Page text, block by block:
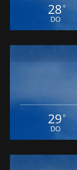
28 °
DO
29 °
DO